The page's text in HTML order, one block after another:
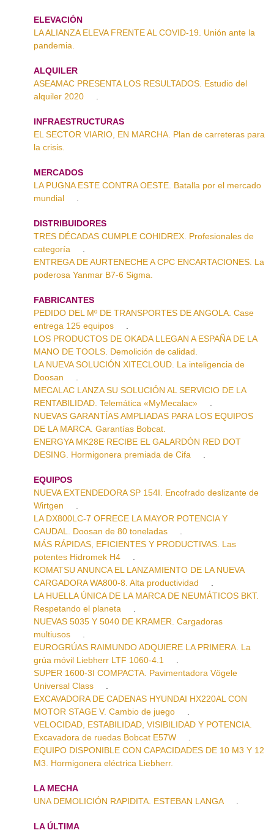
ELEVACIÓN
LA ALIANZA ELEVA FRENTE AL COVID-19. Unión ante la
pandemia.
ALQUILER
ASEAMAC PRESENTA LOS RESULTADOS. Estudio del
alquiler 2020
INFRAESTRUCTURAS
EL SECTOR VIARIO, EN MARCHA. Plan de carreteras para
la crisis.
MERCADOS
LA PUGNA ESTE CONTRA OESTE. Batalla por el mercado
mundial
DISTRIBUIDORES
TRES DÉCADAS CUMPLE COHIDREX. Profesionales de
categoría
ENTREGA DE AURTENECHE A CPC ENCARTACIONES. La
poderosa Yanmar B7-6 Sigma.
FABRICANTES
PEDIDO DEL Mº DE TRANSPORTES DE ANGOLA. Case
entrega 125 equipos
LOS PRODUCTOS DE OKADA LLEGAN A ESPAÑA DE LA
MANO DE TOOLS. Demolición de calidad.
LA NUEVA SOLUCIÓN XITECLOUD. La inteligencia de
Doosan
MECALAC LANZA SU SOLUCIÓN AL SERVICIO DE LA
RENTABILIDAD. Telemática «MyMecalac»
NUEVAS GARANTÍAS AMPLIADAS PARA LOS EQUIPOS
DE LA MARCA. Garantías Bobcat.
ENERGYA MK28E RECIBE EL GALARDÓN RED DOT
DESING. Hormigonera premiada de Cifa
EQUIPOS
NUEVA EXTENDEDORA SP 154I. Encofrado deslizante de
Wirtgen
LA DX800LC-7 OFRECE LA MAYOR POTENCIA Y
CAUDAL. Doosan de 80 toneladas
MÁS RÁPIDAS, EFICIENTES Y PRODUCTIVAS. Las
potentes Hidromek H4
KOMATSU ANUNCA EL LANZAMIENTO DE LA NUEVA
CARGADORA WA800-8. Alta productividad
LA HUELLA ÚNICA DE LA MARCA DE NEUMÁTICOS BKT.
Respetando el planeta
NUEVAS 5035 Y 5040 DE KRAMER. Cargadoras
multiusos
EUROGRÚAS RAIMUNDO ADQUIERE LA PRIMERA. La
grúa móvil Liebherr LTF 1060-4.1
SUPER 1600-3I COMPACTA. Pavimentadora Vögele
Universal Class
EXCAVADORA DE CADENAS HYUNDAI HX220AL CON
MOTOR STAGE V. Cambio de juego
VELOCIDAD, ESTABILIDAD, VISIBILIDAD Y POTENCIA.
Excavadora de ruedas Bobcat E57W
EQUIPO DISPONIBLE CON CAPACIDADES DE 10 M3 Y 12
M3. Hormigonera eléctrica Liebherr.
LA MECHA
UNA DEMOLICIÓN RAPIDITA. ESTEBAN LANGA
LA ÚLTIMA